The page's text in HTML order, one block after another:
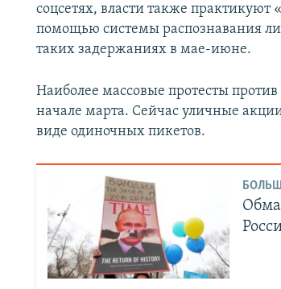
соцсетях, власти также
помощью системы распознавания
таких задержаниях в мае-июне.
Наиболее массовые протесты
начале марта. Сейчас уличные
виде одиночных пикетов.